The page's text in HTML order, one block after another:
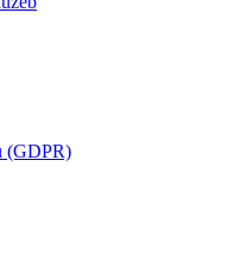
(GDPR)